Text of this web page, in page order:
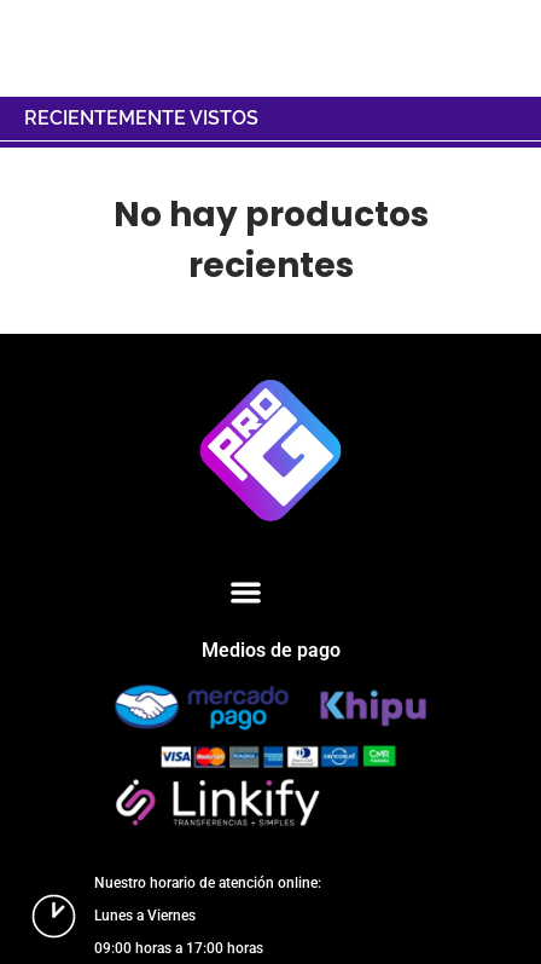
RECIENTEMENTE VISTOS
No hay productos
recientes
Medios de pago
Nuestro horario de atención online:
Lunes a Viernes
09:00 horas a 17:00 horas